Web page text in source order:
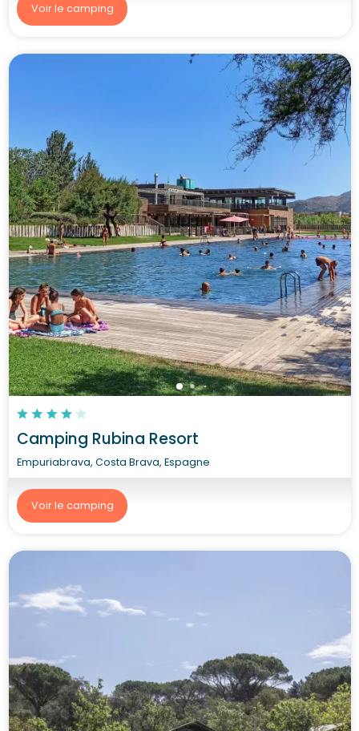
Voir le camping
Camping Rubina Resort
Empuriabrava, Costa Brava, Espagne
Voir le camping